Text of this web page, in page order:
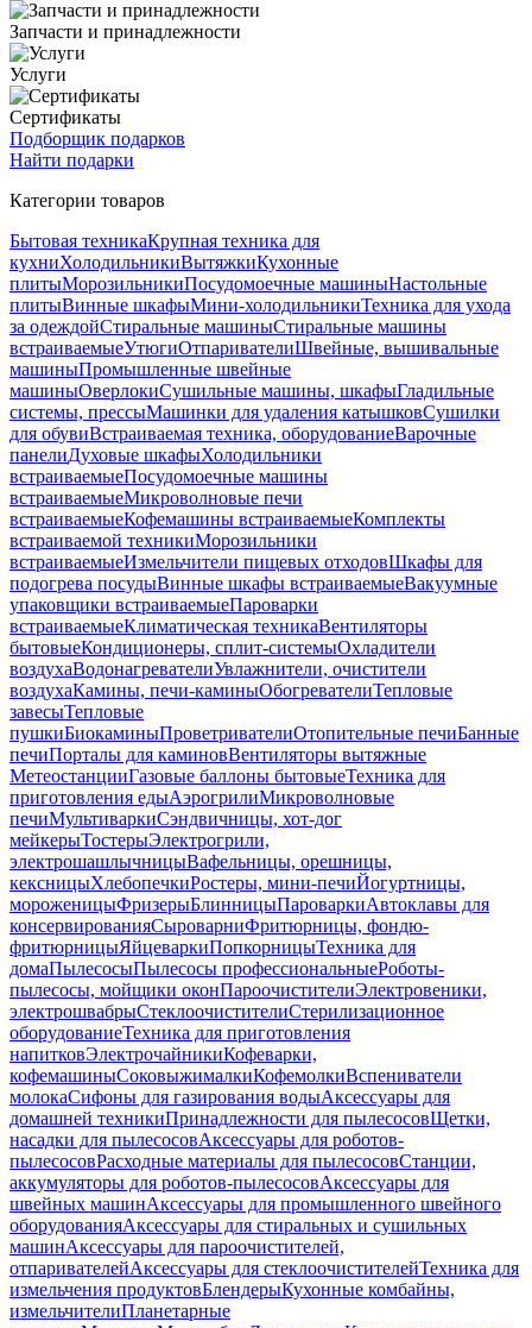
Запчасти и принадлежности
Услуги
Сертификаты
Подборщик подарков
Найти подарки
Категории товаров
Бытовая техникаКрупная техника для
кухниХолодильникиВытяжкиКухонные
плитыМорозильникиПосудомоечные машиныНастольные
плитыВинные шкафыМини-холодильникиТехника для ухода
за одеждойСтиральные машиныСтиральные машины
встраиваемыеУтюгиОтпаривателиШвейные, вышивальные
машиныПромышленные швейные
машиныОверлокиСушильные машины, шкафыГладильные
системы, прессыМашинки для удаления катышковСушилки
для обувиВстраиваемая техника, оборудованиеВарочные
панелиДуховые шкафыХолодильники
встраиваемыеПосудомоечные машины
встраиваемыеМикроволновые печи
встраиваемыеКофемашины встраиваемыеКомплекты
встраиваемой техникиМорозильники
встраиваемыеИзмельчители пищевых отходовШкафы для
подогрева посудыВинные шкафы встраиваемыеВакуумные
упаковщики встраиваемыеПароварки
встраиваемыеКлиматическая техникаВентиляторы
бытовыеКондиционеры, сплит-системыОхладители
воздухаВодонагревателиУвлажнители, очистители
воздухаКамины, печи-каминыОбогревателиТепловые
завесыТепловые
пушкиБиокаминыПроветривателиОтопительные печиБанные
печиПорталы для каминовВентиляторы вытяжные
МетеостанцииГазовые баллоны бытовыеТехника для
приготовления едыАэрогрилиМикроволновые
печиМультиваркиСэндвичницы, хот-дог
мейкерыТостерыЭлектрогрили,
электрошашлычницыВафельницы, орешницы,
кексницыХлебопечкиРостеры, мини-печиЙогуртницы,
мороженицыФризерыБлинницыПароваркиАвтоклавы для
консервированияСыроварниФритюрницы, фондю-
фритюрницыЯйцеваркиПопкорницыТехника для
домаПылесосыПылесосы профессиональныеРоботы-
пылесосы, мойщики оконПароочистителиЭлектровеники,
электрошвабрыСтеклоочистителиСтерилизационное
оборудованиеТехника для приготовления
напитковЭлектрочайникиКофеварки,
кофемашиныСоковыжималкиКофемолкиВспениватели
молокаСифоны для газирования водыАксессуары для
домашней техникиПринадлежности для пылесосовЩетки,
насадки для пылесосовАксессуары для роботов-
пылесосовРасходные материалы для пылесосовСтанции,
аккумуляторы для роботов-пылесосовАксессуары для
швейных машинАксессуары для промышленного швейного
оборудованияАксессуары для стиральных и сушильных
машинАксессуары для пароочистителей,
отпаривателейАксессуары для стеклоочистителейТехника для
измельчения продуктовБлендерыКухонные комбайны,
измельчителиПланетарные